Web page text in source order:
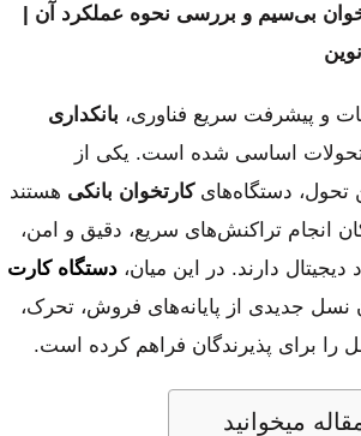
بی‌سیم و بررسی نحوه عملکرد آن |
و پیشرفت سریع فناوری، بانکداری
اساسی شده است. یکی از
تحول، دستگاه‌هایکارتخوان بانکی هستند
انجام تراکنش‌های سریع، دقیق و امن،
دارند. در این میان، دستگاه کارت
نسل جدیدی از پایانه‌های فروش، تحرک،
برای پذیرندگان فراهم کرده است.
میخوانید